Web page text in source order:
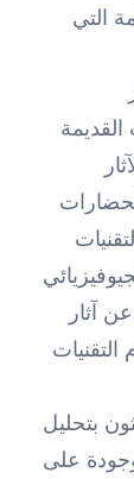
التي
آثار
بتحليل
على